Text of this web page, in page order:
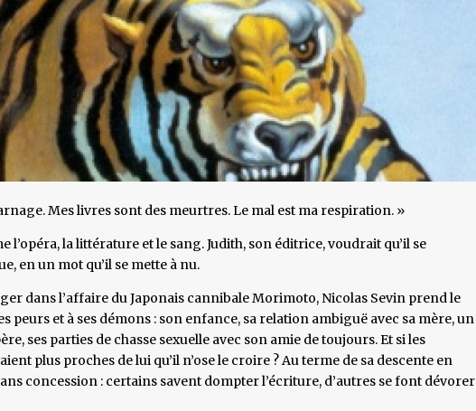
Mes livres sont des meurtres. Le mal est ma respiration. »
l’opéra, la littérature et le sang. Judith, son éditrice, voudrait qu’il se
en un mot qu’il se mette à nu.
dans l’affaire du Japonais cannibale Morimoto, Nicolas Sevin prend le
peurs et à ses démons : son enfance, sa relation ambiguë avec sa mère, un
ses parties de chasse sexuelle avec son amie de toujours. Et si les
plus proches de lui qu’il n’ose le croire ? Au terme de sa descente en
concession : certains savent dompter l’écriture, d’autres se font dévorer